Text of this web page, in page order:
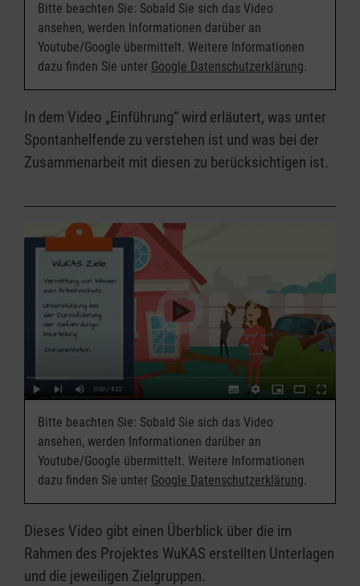
Bitte beachten Sie: Sobald Sie sich das Video
ansehen, werden Informationen darüber an
Youtube/Google übermittelt. Weitere Informationen
dazu finden Sie unter Google Datenschutzerklärung.
In dem Video „Einführung“ wird erläutert, was unter
Spontanhelfende zu verstehen ist und was bei der
Zusammenarbeit mit diesen zu berücksichtigen ist.
Bitte beachten Sie: Sobald Sie sich das Video
ansehen, werden Informationen darüber an
Youtube/Google übermittelt. Weitere Informationen
dazu finden Sie unter Google Datenschutzerklärung.
Dieses Video gibt einen Überblick über die im
Rahmen des Projektes WuKAS erstellten Unterlagen
und die jeweiligen Zielgruppen.